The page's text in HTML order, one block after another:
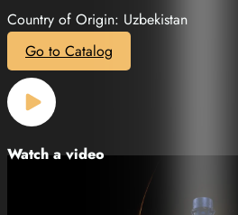
Country of Origin: Uzbekistan
Go to Catalog
Watch a video